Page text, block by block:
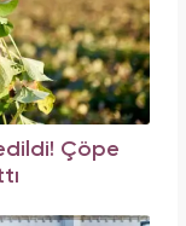
Çöpe